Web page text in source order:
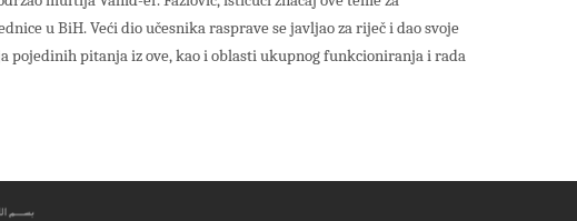
u BiH. Veći dio učesnika rasprave se javljao za riječ i dao svoje
pojedinih pitanja iz ove, kao i oblasti ukupnog funkcioniranja i rada